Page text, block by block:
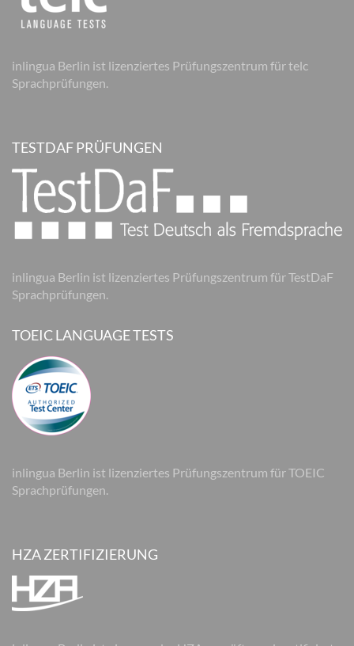
inlingua Berlin ist lizenziertes Prüfungszentrum für telc
Sprachprüfungen.
TESTDAF PRÜFUNGEN
inlingua Berlin ist lizenziertes Prüfungszentrum für TestDaF
Sprachprüfungen.
TOEIC LANGUAGE TESTS
inlingua Berlin ist lizenziertes Prüfungszentrum für TOEIC
Sprachprüfungen.
HZA ZERTIFIZIERUNG